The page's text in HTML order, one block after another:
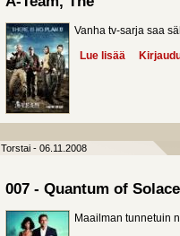
Vanha tv-sarja saa
Lue lisää about A-
Torstai - 06.11.2008
007 - Quantum of Solace
Maailman tunnetuin